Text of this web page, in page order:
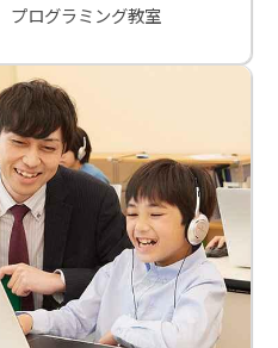
プログラミング教室